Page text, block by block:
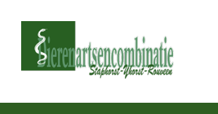
inhoud